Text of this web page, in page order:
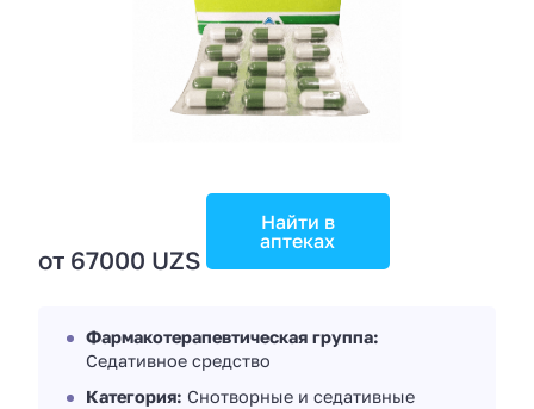
от 67000 UZS
Найти в
аптеках
Фармакотерапевтическая группа:
Седативное средство
Категория: Снотворные и седативные